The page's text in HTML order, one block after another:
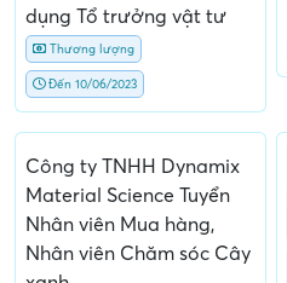
dụng Tổ trưởng vật tư
Thương lượng
Đến 10/06/2023
Công ty TNHH Dynamix
Material Science Tuyển
Nhân viên Mua hàng,
Nhân viên Chăm sóc Cây